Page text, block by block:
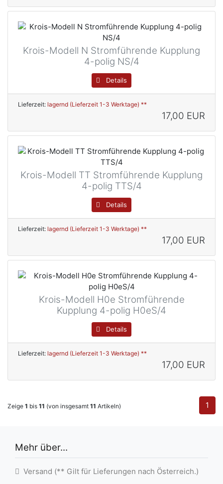
Krois-Modell N Stromführende Kupplung
4-polig NS/4
Details
Lieferzeit: lagernd (Lieferzeit 1-3 Werktage) **
17,00 EUR
Krois-Modell TT Stromführende Kupplung
4-polig TTS/4
Details
Lieferzeit: lagernd (Lieferzeit 1-3 Werktage) **
17,00 EUR
Krois-Modell H0e Stromführende
Kupplung 4-polig H0eS/4
Details
Lieferzeit: lagernd (Lieferzeit 1-3 Werktage) **
17,00 EUR
Zeige 1 bis 11 (von insgesamt 11 Artikeln) 1
Mehr über...
Versand (** Gilt für Lieferungen nach Österreich.)